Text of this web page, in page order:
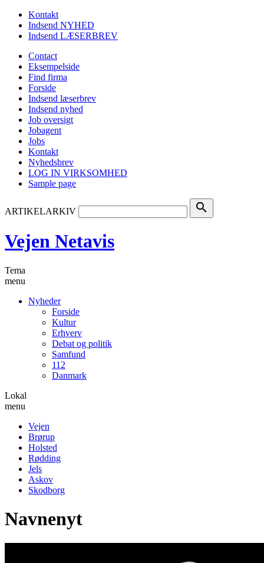
Kontakt
Indsend NYHED
Indsend LÆSERBREV
Contact
Eksempelside
Find firma
Forside
Indsend læserbrev
Indsend nyhed
Job oversigt
Jobagent
Jobs
Kontakt
Nyhedsbrev
LOG IN VIRKSOMHED
Sample page
ARTIKELARKIV search
Vejen Netavis
Tema
menu
Nyheder
Forside
Kultur
Erhverv
Debat og politik
Samfund
112
Danmark
Lokal
menu
Vejen
Brørup
Holsted
Rødding
Jels
Askov
Skodborg
Navnenyt